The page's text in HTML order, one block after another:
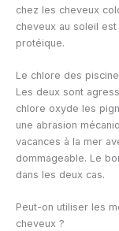
chez les cheveux
cheveux au soleil
protéique.
Le chlore des
Les deux sont
chlore oxyde les
une abrasion
vacances à la mer
dommageable. Le
dans les deux cas.
Peut-on utiliser les
cheveux ?